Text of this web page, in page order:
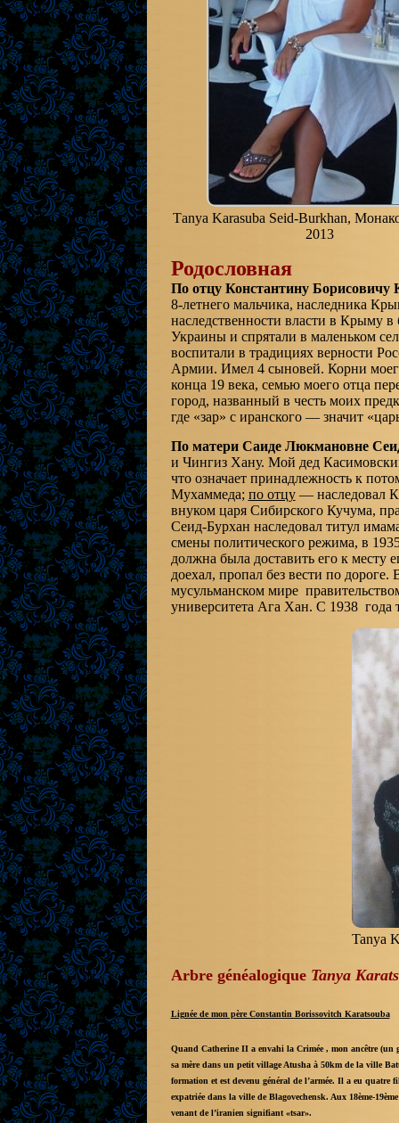
Тanya Karasuba Seid-Burkhan,
2013
Родословная
По отцу Константину Борисовичу
8-летнего мальчика, наследника
наследственности власти в Крыму
Украины и спрятали в маленьком
воспитали в традициях верности
Армии. Имел 4 сыновей. Корни
конца 19 века, семью моего отца
город, названный в честь моих
где «зар» с иранского — значит
По матери Саиде Люкмановне
и Чингиз Хану. Мой дед
что означает принадлежность к
Мухаммеда; по отцу— наследовал
внуком царя Сибирского Кучума,
Сеид-Бурхан наследовал титул
смены политического режима, в
должна была доставить его к
доехал, пропал без вести по
мусульманском мире
университета Ага Хан. С 1938 года
Tanya
Arbre généalogique Tanya
Lignée de mon père Constantin Borissovitch Karatsouba
Quand Catherine II a envahi la Crimée , mon ancêtre (un
sa mère dans un petit village Atusha à 50km de la ville
formation et est devenu général de l’armée. Il a eu quatre
expatriée dans la ville de Blagovechensk. Aux 18ème-
venant de l’iranien signifiant «tsar».